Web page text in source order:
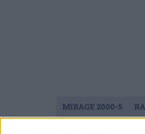
MIRAGE 2000-5